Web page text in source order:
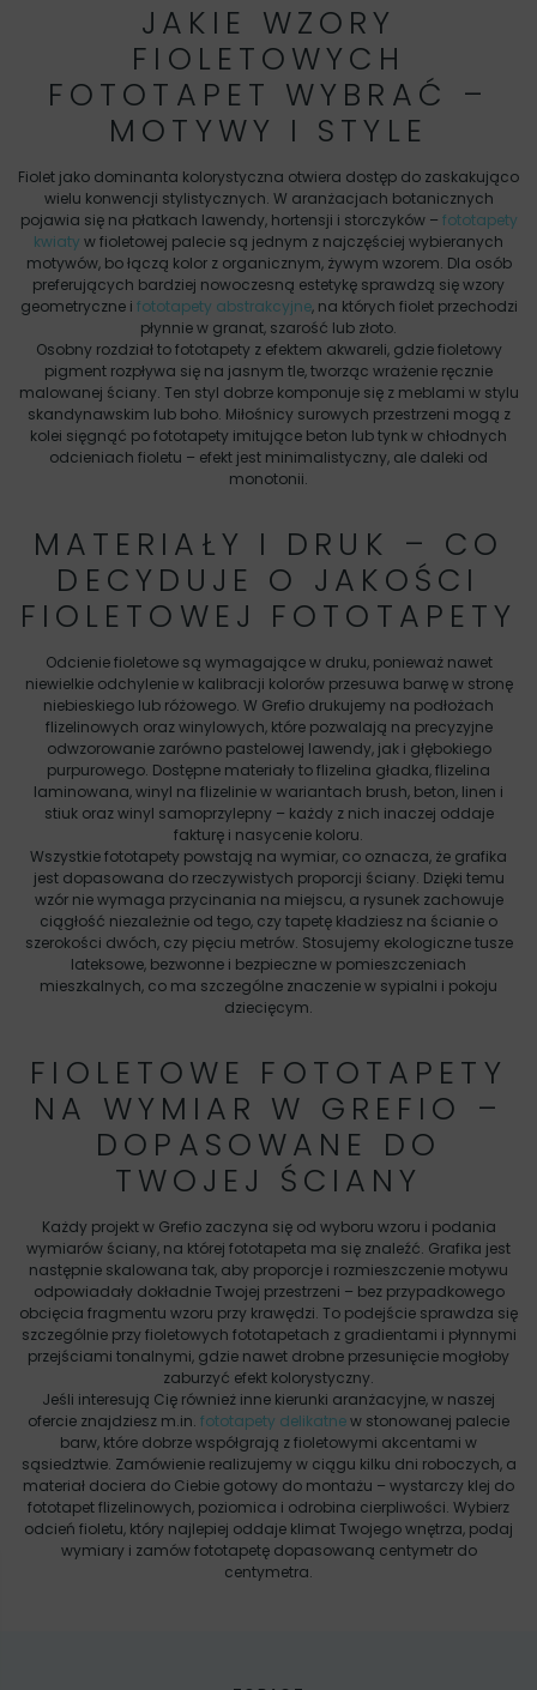
JAKIE WZORY
FIOLETOWYCH
FOTOTAPET WYBRAĆ –
MOTYWY I STYLE
Fiolet jako dominanta kolorystyczna otwiera dostęp do zaskakująco
wielu konwencji stylistycznych. W aranżacjach botanicznych
pojawia się na płatkach lawendy, hortensji i storczyków – fototapety
kwiaty w fioletowej palecie są jednym z najczęściej wybieranych
motywów, bo łączą kolor z organicznym, żywym wzorem. Dla osób
preferujących bardziej nowoczesną estetykę sprawdzą się wzory
geometryczne i fototapety abstrakcyjne, na których fiolet przechodzi
płynnie w granat, szarość lub złoto.
Osobny rozdział to fototapety z efektem akwareli, gdzie fioletowy
pigment rozpływa się na jasnym tle, tworząc wrażenie ręcznie
malowanej ściany. Ten styl dobrze komponuje się z meblami w stylu
skandynawskim lub boho. Miłośnicy surowych przestrzeni mogą z
kolei sięgnąć po fototapety imitujące beton lub tynk w chłodnych
odcieniach fioletu – efekt jest minimalistyczny, ale daleki od
monotonii.
MATERIAŁY I DRUK – CO
DECYDUJE O JAKOŚCI
FIOLETOWEJ FOTOTAPETY
Odcienie fioletowe są wymagające w druku, ponieważ nawet
niewielkie odchylenie w kalibracji kolorów przesuwa barwę w stronę
niebieskiego lub różowego. W Grefio drukujemy na podłożach
flizelinowych oraz winylowych, które pozwalają na precyzyjne
odwzorowanie zarówno pastelowej lawendy, jak i głębokiego
purpurowego. Dostępne materiały to flizelina gładka, flizelina
laminowana, winyl na flizelinie w wariantach brush, beton, linen i
stiuk oraz winyl samoprzylepny – każdy z nich inaczej oddaje
fakturę i nasycenie koloru.
Wszystkie fototapety powstają na wymiar, co oznacza, że grafika
jest dopasowana do rzeczywistych proporcji ściany. Dzięki temu
wzór nie wymaga przycinania na miejscu, a rysunek zachowuje
ciągłość niezależnie od tego, czy tapetę kładziesz na ścianie o
szerokości dwóch, czy pięciu metrów. Stosujemy ekologiczne tusze
lateksowe, bezwonne i bezpieczne w pomieszczeniach
mieszkalnych, co ma szczególne znaczenie w sypialni i pokoju
dziecięcym.
FIOLETOWE FOTOTAPETY
NA WYMIAR W GREFIO –
DOPASOWANE DO
TWOJEJ ŚCIANY
Każdy projekt w Grefio zaczyna się od wyboru wzoru i podania
wymiarów ściany, na której fototapeta ma się znaleźć. Grafika jest
następnie skalowana tak, aby proporcje i rozmieszczenie motywu
odpowiadały dokładnie Twojej przestrzeni – bez przypadkowego
obcięcia fragmentu wzoru przy krawędzi. To podejście sprawdza się
szczególnie przy fioletowych fototapetach z gradientami i płynnymi
przejściami tonalnymi, gdzie nawet drobne przesunięcie mogłoby
zaburzyć efekt kolorystyczny.
Jeśli interesują Cię również inne kierunki aranżacyjne, w naszej
ofercie znajdziesz m.in. fototapety delikatnew stonowanej palecie
barw, które dobrze współgrają z fioletowymi akcentami w
sąsiedztwie. Zamówienie realizujemy w ciągu kilku dni roboczych, a
materiał dociera do Ciebie gotowy do montażu – wystarczy klej do
fototapet flizelinowych, poziomica i odrobina cierpliwości. Wybierz
odcień fioletu, który najlepiej oddaje klimat Twojego wnętrza, podaj
wymiary i zamów fototapetę dopasowaną centymetr do
centymetra.